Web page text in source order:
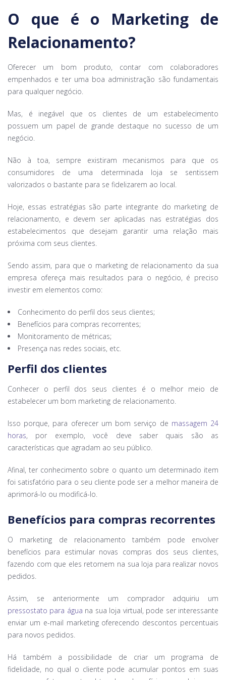
O que é o Marketing de
Relacionamento?
Oferecer um bom produto, contar com colaboradores
empenhados e ter uma boa administração são fundamentais
para qualquer negócio.
Mas, é inegável que os clientes de um estabelecimento
possuem um papel de grande destaque no sucesso de um
negócio.
Não à toa, sempre existiram mecanismos para que os
consumidores de uma determinada loja se sentissem
valorizados o bastante para se fidelizarem ao local.
Hoje, essas estratégias são parte integrante do marketing de
relacionamento, e devem ser aplicadas nas estratégias dos
estabelecimentos que desejam garantir uma relação mais
próxima com seus clientes.
Sendo assim, para que o marketing de relacionamento da sua
empresa ofereça mais resultados para o negócio, é preciso
investir em elementos como:
Conhecimento do perfil dos seus clientes;
Benefícios para compras recorrentes;
Monitoramento de métricas;
Presença nas redes sociais, etc.
Perfil dos clientes
Conhecer o perfil dos seus clientes é o melhor meio de
estabelecer um bom marketing de relacionamento.
Isso porque, para oferecer um bom serviço de massagem 24
horas, por exemplo, você deve saber quais são as
características que agradam ao seu público.
Afinal, ter conhecimento sobre o quanto um determinado item
foi satisfatório para o seu cliente pode ser a melhor maneira de
aprimorá-lo ou modificá-lo.
Benefícios para compras recorrentes
O marketing de relacionamento também pode envolver
benefícios para estimular novas compras dos seus clientes,
fazendo com que eles retornem na sua loja para realizar novos
pedidos.
Assim, se anteriormente um comprador adquiriu um
pressostato para água na sua loja virtual, pode ser interessante
enviar um e-mail marketing oferecendo descontos percentuais
para novos pedidos.
Há também a possibilidade de criar um programa de
fidelidade, no qual o cliente pode acumular pontos em suas